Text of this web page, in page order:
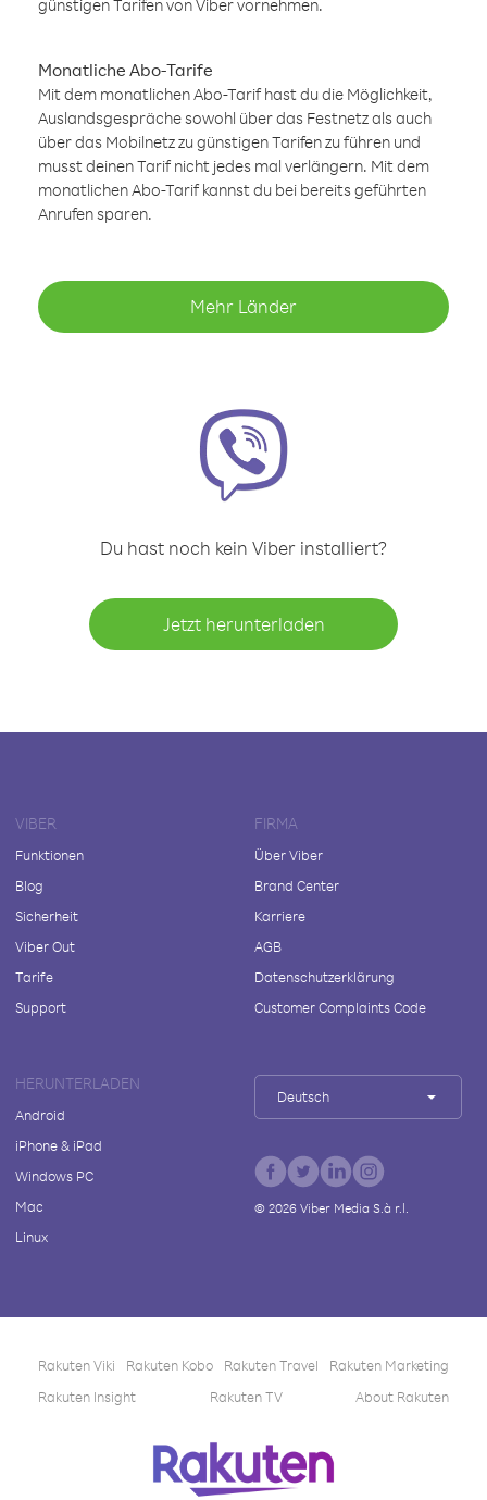
günstigen Tarifen von Viber vornehmen.
Monatliche Abo-Tarife
Mit dem monatlichen Abo-Tarif hast du die Möglichkeit,
Auslandsgespräche sowohl über das Festnetz als auch
über das Mobilnetz zu günstigen Tarifen zu führen und
musst deinen Tarif nicht jedes mal verlängern. Mit dem
monatlichen Abo-Tarif kannst du bei bereits geführten
Anrufen sparen.
Mehr Länder
Du hast noch kein Viber installiert?
Jetzt herunterladen
VIBER
Funktionen
Blog
Sicherheit
Viber Out
Tarife
Support
FIRMA
Über Viber
Brand Center
Karriere
AGB
Datenschutzerklärung
Customer Complaints Code
HERUNTERLADEN
Android
iPhone & iPad
Windows PC
Mac
Linux
Deutsch
© 2026Viber Media S.à r.l.
Rakuten Viki Rakuten Kobo Rakuten Travel
Rakuten Marketing
Rakuten Insight
Rakuten TV About Rakuten